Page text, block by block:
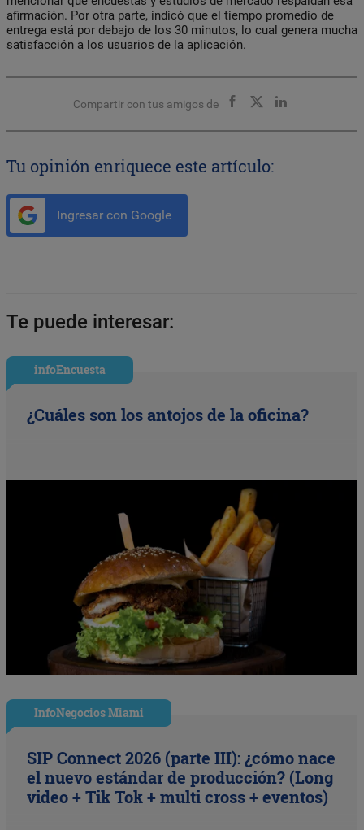
afirmación. Por otra parte, indicó que el tiempo promedio de
entrega está por debajo de los 30 minutos, lo cual genera mucha
satisfacción a los usuarios de la aplicación.
Compartir con tus amigos de
Tu opinión enriquece este artículo:
Ingresar con Google
Te puede interesar:
infoEncuesta
¿Cuáles son los antojos de la oficina?
InfoNegocios Miami
SIP Connect 2026 (parte III): ¿cómo nace
el nuevo estándar de producción? (Long
video + Tik Tok + multi cross + eventos)